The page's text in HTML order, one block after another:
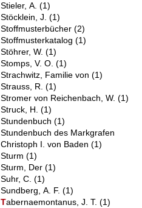
Stieler, A.(1)
Stöcklein, J.(1)
Stoffmusterbücher(2)
Stoffmusterkatalog(1)
Stöhrer, W.(1)
Stomps, V. O.(1)
Strachwitz, Familie von(1)
Strauss, R.(1)
Stromer von Reichenbach, W.(1)
Struck, H.(1)
Stundenbuch(1)
Stundenbuch des Markgrafen
Christoph I. von Baden(1)
Sturm(1)
Sturm, Der(1)
Suhr, C.(1)
Sundberg, A. F.(1)
Tabernaemontanus, J. T.(1)